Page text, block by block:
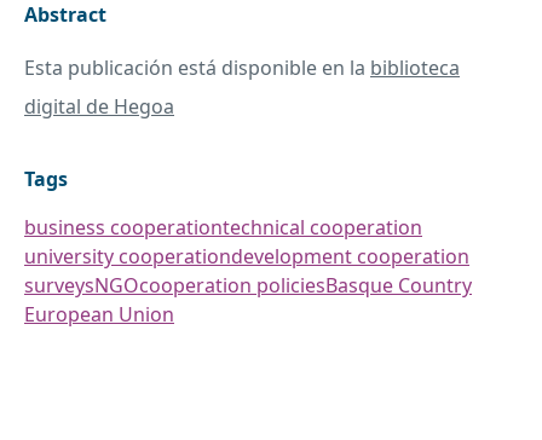
Abstract
Esta publicación está disponible en la biblioteca
digital de Hegoa
Tags
business cooperationtechnical cooperation
university cooperationdevelopment cooperation
surveysNGOcooperation policiesBasque Country
European Union